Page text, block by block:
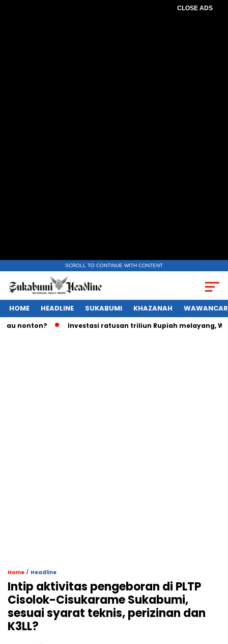
CLOSE ADS
SCROLL TO CONTINUE WITH CONTENT
HOME HEADLINE SUKABUMI KHAZANAH
Investasi ratusan triliun Rupiah melayang,
Home / Headline
Intip aktivitas pengeboran di PLTP
Cisolok-Cisukarame Sukabumi,
sesuai syarat teknis, perizinan dan
K3LL?